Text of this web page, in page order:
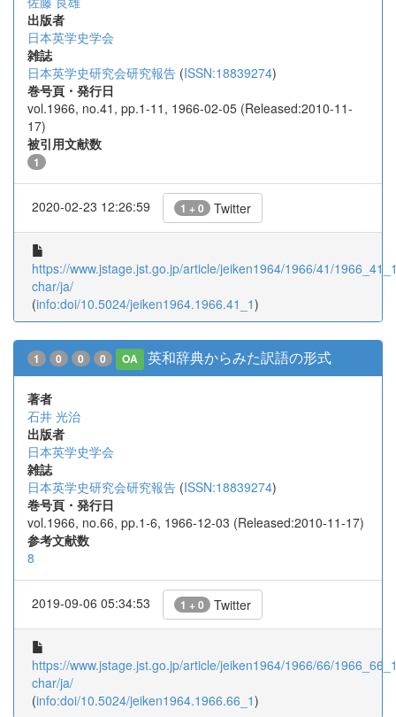
出版者
日本英学史学会
雑誌
日本英学史研究会研究報告 (ISSN:18839274)
巻号頁・発行日
vol.1966, no.41, pp.1-11, 1966-02-05 (Released:2010-11-
17)
被引用文献数
1
2020-02-23 12:26:59 1 + 0 Twitter
https://www.jstage.jst.go.jp/article/jeiken1964/1966/41/
char/ja/
(info:doi/10.5024/jeiken1964.1966.41_1)
1 0 0 0 OA 英和辞典からみた訳語の形式
著者
石井 光治
出版者
日本英学史学会
雑誌
日本英学史研究会研究報告 (ISSN:18839274)
巻号頁・発行日
vol.1966, no.66, pp.1-6, 1966-12-03 (Released:2010-11-17)
参考文献数
8
2019-09-06 05:34:53 1 + 0 Twitter
https://www.jstage.jst.go.jp/article/jeiken1964/1966/66/
char/ja/
(info:doi/10.5024/jeiken1964.1966.66_1)